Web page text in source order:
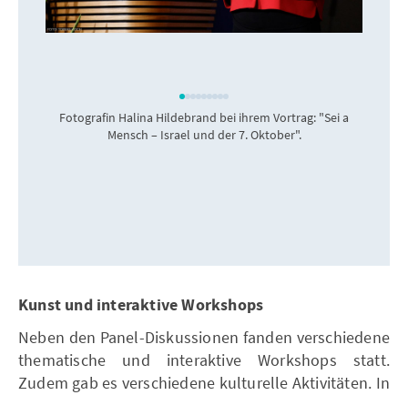
Fotografin Halina Hildebrand bei ihrem Vortrag: "Sei a
Mensch – Israel und der 7. Oktober".
Kunst und interaktive Workshops
Neben den Panel-Diskussionen fanden verschiedene
thematische und interaktive Workshops statt.
Zudem gab es verschiedene kulturelle Aktivitäten. In